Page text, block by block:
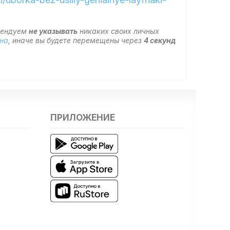
не указывать никаких своих личных
, иначе вы будете перемещены через3секунд
ПРИЛОЖЕНИЕ